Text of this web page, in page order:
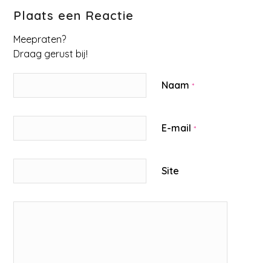
Plaats een Reactie
Meepraten?
Draag gerust bij!
Naam*
E-mail*
Site